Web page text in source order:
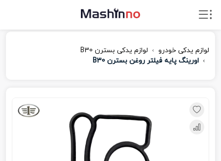
لوازم یدکی خودرو
لوازم یدکی بسترن B30
اورینگ پایه فیلتر روغن بسترن B30